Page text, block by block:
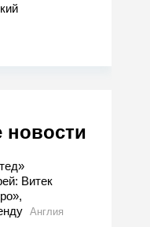
новости
Витек
Англия